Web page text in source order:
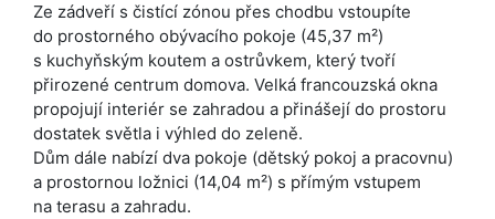
Ze zádveří s čistící zónou přes chodbu vstoupíte
do prostorného obývacího pokoje (45,37 m²)
s kuchyňským koutem a ostrůvkem, který tvoří
přirozené centrum domova. Velká francouzská okna
propojují interiér se zahradou a přinášejí do prostoru
dostatek světla i výhled do zeleně.
Dům dále nabízí dva pokoje (dětský pokoj a pracovnu)
a prostornou ložnici (14,04 m²) s přímým vstupem
na terasu a zahradu.